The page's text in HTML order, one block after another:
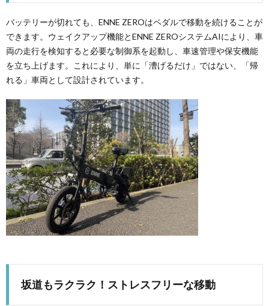
バッテリーが切れても、ENNE ZEROはペダルで移動を続けることが
できます。ウェイクアップ機能とENNE ZEROシステムAIにより、車
両の走行を検知すると必要な制御系を起動し、車速管理や保安機能
を立ち上げます。これにより、単に「漕げるだけ」ではない、「帰
れる」車両として設計されています。
坂道もラクラク！ストレスフリーな移動